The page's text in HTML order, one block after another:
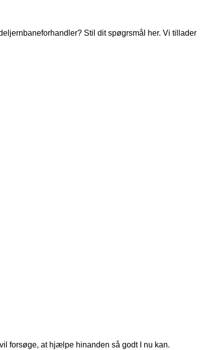
Stil dit spøgrsmål her. Vi tillader
forsøge, at hjælpe hinanden så godt I nu kan.